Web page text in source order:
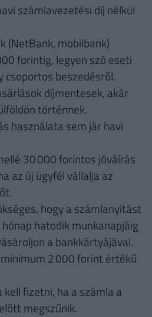
számlavezetési díj nélkül
(NetBank, mobilbank)
forintig, legyen szó eseti
csoportos beszedésről.
díjmentesek, akár
történnek.
használata sem jár havi
30 000 forintos jóváírás
az új ügyfél vállalja az
hogy a számlanyitást
hatodik munkanapjáig
a bankkártyájával.
2 000 forint értékű
fizetni, ha a számla a
megszűnik.